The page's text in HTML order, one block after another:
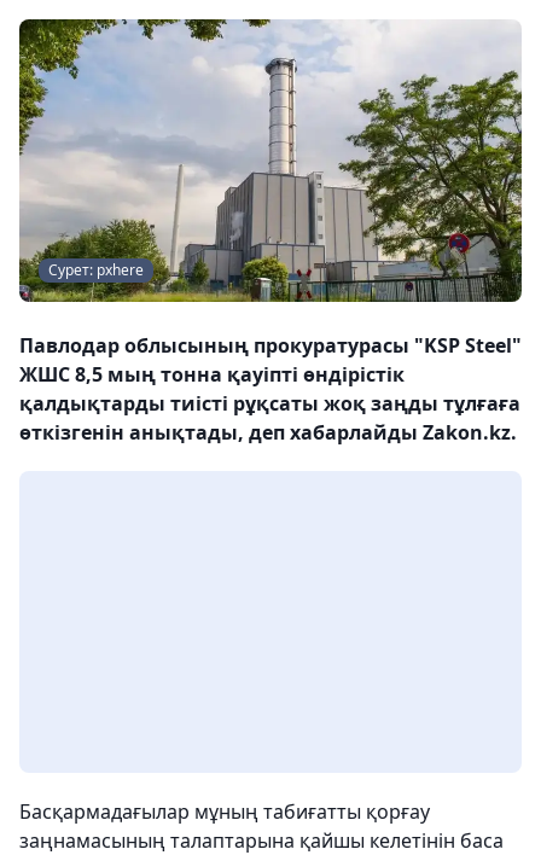
Сурет: pxhere
Павлодар облысының прокуратурасы "KSP Steel"
ЖШС 8,5 мың тонна қауіпті өндірістік
қалдықтарды тиісті рұқсаты жоқ заңды тұлғаға
өткізгенін анықтады, деп хабарлайды Zakon.kz.
Басқармадағылар мұның табиғатты қорғау
заңнамасының талаптарына қайшы келетінін баса